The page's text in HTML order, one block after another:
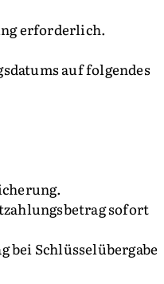
erforderlich.
auf folgendes
sofort
bei Schlüsselübergabe